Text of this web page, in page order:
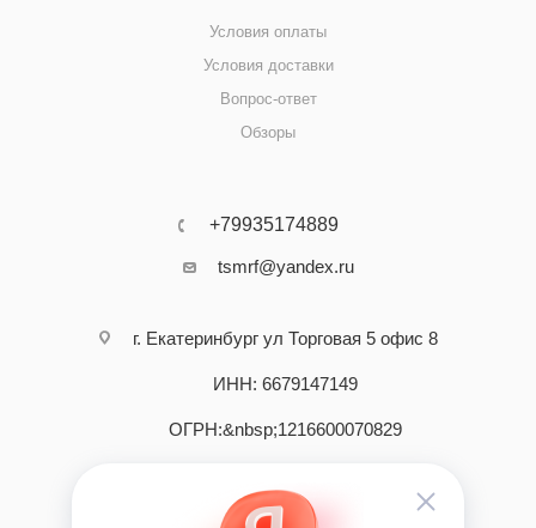
Условия оплаты
Условия доставки
Вопрос-ответ
Обзоры
+79935174889
tsmrf@yandex.ru
г. Екатеринбург ул Торговая 5 офис 8
ИНН: 6679147149
ОГРН:&nbsp;1216600070829